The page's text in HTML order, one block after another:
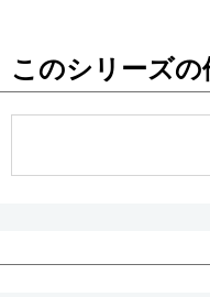
東京
このシリーズ